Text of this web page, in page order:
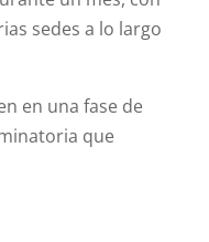
sedes a lo largo
en una fase de
que